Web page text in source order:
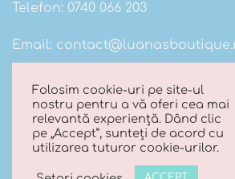
Telefon: 0740 066 203
Email:
Adresa: Str. Scolii nr 16B, Sat.
Jud Arges
Visa
Folosim cookie-uri pe site-ul
nostru pentru a vă oferi cea mai
relevantă experiență. Dând clic
pe „Accept”, sunteți de acord cu
utilizarea tuturor cookie-urilor.